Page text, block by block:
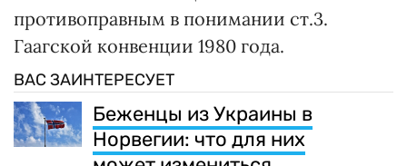
противоправным в понимании ст.3.
Гаагской конвенции 1980 года.
ВАС ЗАИНТЕРЕСУЕТ
Беженцы из Украины в
Норвегии: что для них